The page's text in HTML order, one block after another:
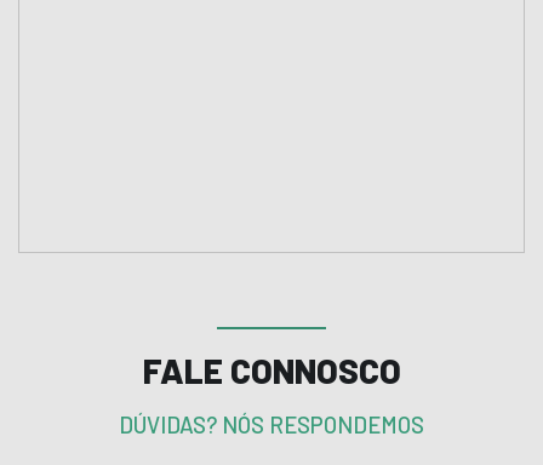
FALE CONNOSCO
DÚVIDAS? NÓS RESPONDEMOS